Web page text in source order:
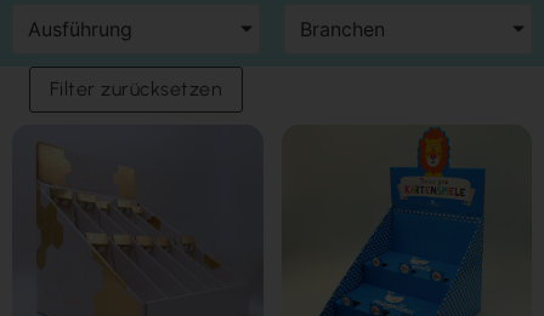
Ausführung Branchen
Filter zurücksetzen
Kaltfolie